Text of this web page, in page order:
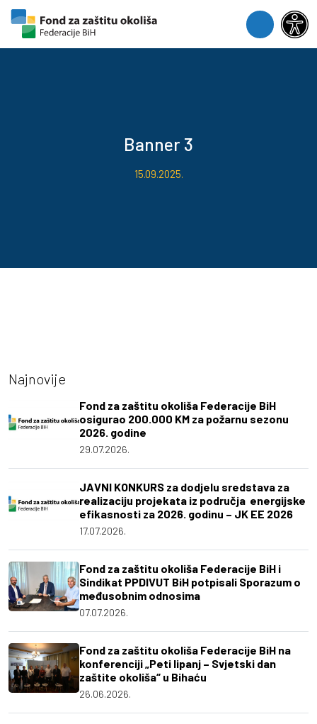
Skip to content
Skip to footer
Menu
Banner 3
15.09.2025.
Najnovije
Fond za zaštitu okoliša Federacije BiH
osigurao 200.000 KM za požarnu sezonu
2026. godine
29.07.2026.
JAVNI KONKURS za dodjelu sredstava za
realizaciju projekata iz područja energijske
efikasnosti za 2026. godinu – JK EE 2026
17.07.2026.
Fond za zaštitu okoliša Federacije BiH i
Sindikat PPDIVUT BiH potpisali Sporazum o
međusobnim odnosima
07.07.2026.
Fond za zaštitu okoliša Federacije BiH na
konferenciji „Peti lipanj – Svjetski dan
zaštite okoliša“ u Bihaću
26.06.2026.